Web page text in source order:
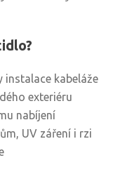
instalace kabeláže
exteriéru
nabíjení
UV záření i rzi